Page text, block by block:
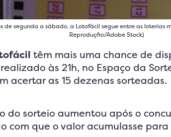
de segunda a sábado, a Lotofácil segue entre as loterias
Reprodução/Adobe Stock)
têm mais uma chance de
às 21h, no Espaço da
acertar as 15 dezenas sorteadas.
do sorteio aumentou após o
com que o valor acumulasse